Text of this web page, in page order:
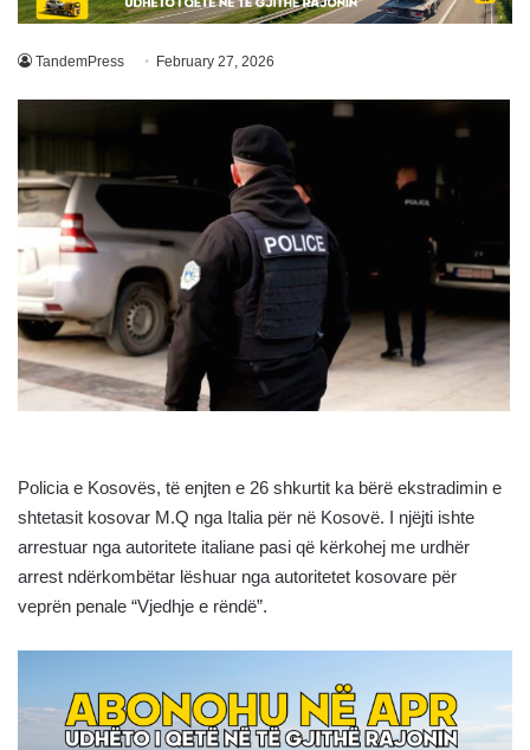
TandemPress February 27, 2026
Policia e Kosovës, të enjten e 26 shkurtit ka bërë ekstradimin e
shtetasit kosovar M.Q nga Italia për në Kosovë. I njëjti ishte
arrestuar nga autoritete italiane pasi që kërkohej me urdhër
arrest ndërkombëtar lëshuar nga autoritetet kosovare për
veprën penale “Vjedhje e rëndë”.